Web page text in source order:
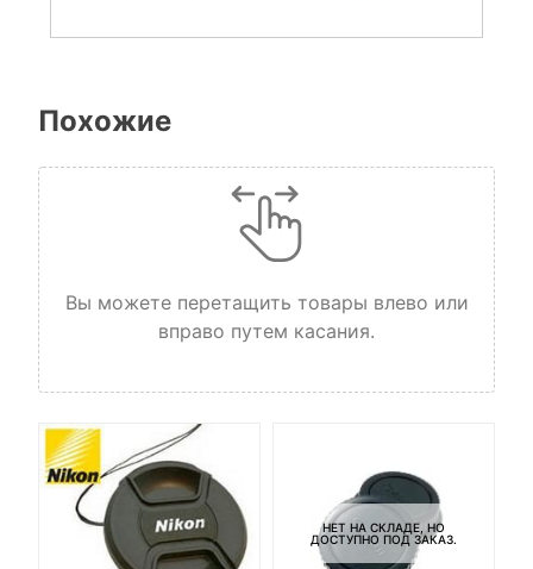
Похожие
Вы можете перетащить товары влево или
вправо путем касания.
НЕТ НА СКЛАДЕ, НО
ДОСТУПНО ПОД ЗАКАЗ.